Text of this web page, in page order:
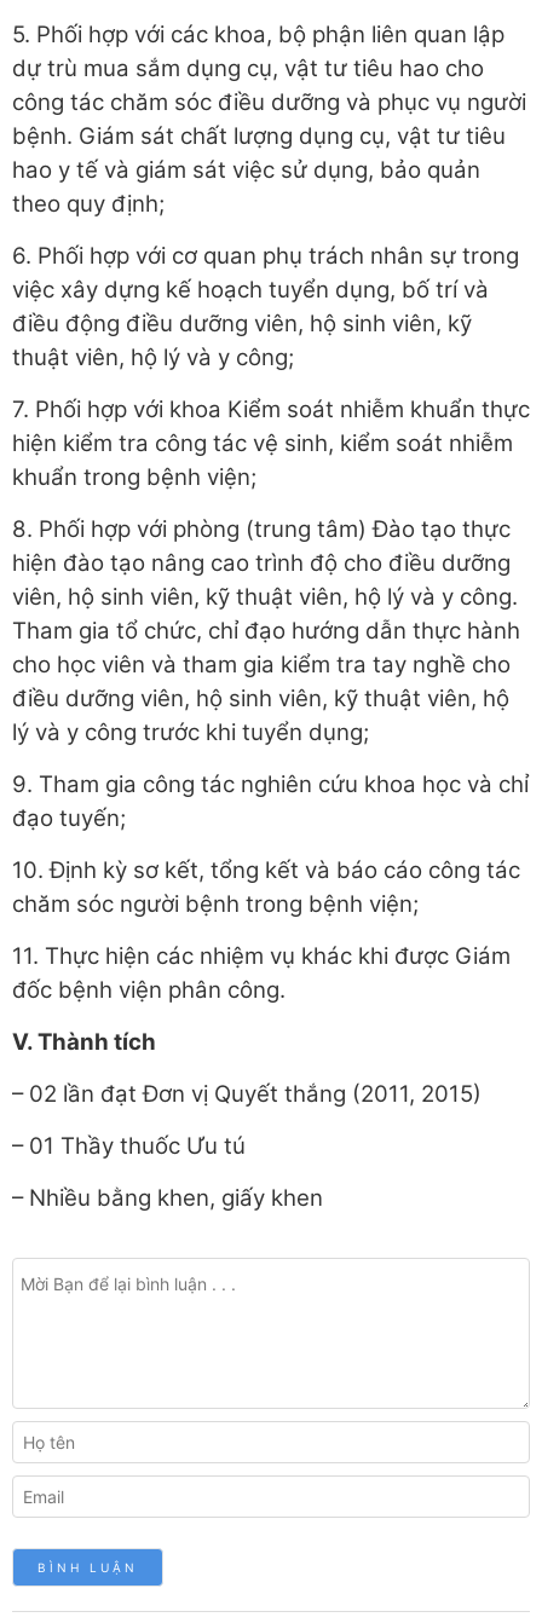
5. Phối hợp với các khoa, bộ phận liên quan lập
dự trù mua sắm dụng cụ, vật tư tiêu hao cho
công tác chăm sóc điều dưỡng và phục vụ người
bệnh. Giám sát chất lượng dụng cụ, vật tư tiêu
hao y tế và giám sát việc sử dụng, bảo quản
theo quy định;
6. Phối hợp với cơ quan phụ trách nhân sự trong
việc xây dựng kế hoạch tuyển dụng, bố trí và
điều động điều dưỡng viên, hộ sinh viên, kỹ
thuật viên, hộ lý và y công;
7. Phối hợp với khoa Kiểm soát nhiễm khuẩn thực
hiện kiểm tra công tác vệ sinh, kiểm soát nhiễm
khuẩn trong bệnh viện;
8. Phối hợp với phòng (trung tâm) Đào tạo thực
hiện đào tạo nâng cao trình độ cho điều dưỡng
viên, hộ sinh viên, kỹ thuật viên, hộ lý và y công.
Tham gia tổ chức, chỉ đạo hướng dẫn thực hành
cho học viên và tham gia kiểm tra tay nghề cho
điều dưỡng viên, hộ sinh viên, kỹ thuật viên, hộ
lý và y công trước khi tuyển dụng;
9. Tham gia công tác nghiên cứu khoa học và chỉ
đạo tuyến;
10. Định kỳ sơ kết, tổng kết và báo cáo công tác
chăm sóc người bệnh trong bệnh viện;
11. Thực hiện các nhiệm vụ khác khi được Giám
đốc bệnh viện phân công.
V. Thành tích
– 02 lần đạt Đơn vị Quyết thắng (2011, 2015)
– 01 Thầy thuốc Ưu tú
– Nhiều bằng khen, giấy khen